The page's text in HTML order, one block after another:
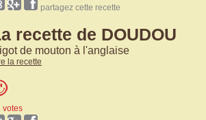
partagez cette recette
recette de DOUDOU
de mouton à l'anglaise
la recette
votes